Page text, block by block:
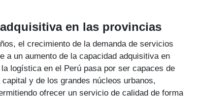
en las provincias
el crecimiento de la demanda de servicios
a un aumento de la capacidad adquisitiva en
logística en el Perú pasa por ser capaces de
y de los grandes núcleos urbanos,
ofrecer un servicio de calidad de forma